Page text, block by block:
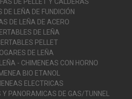
DE LEÑA DE FUNDICIÓN
DE LEÑA DE ACERO
DE LEÑA
PELLET
DE LEÑA
- CHIMENEAS CON HORNO
BIO ETANOL
ELECTRICAS
PANORAMICAS DE GAS/TUNNEL